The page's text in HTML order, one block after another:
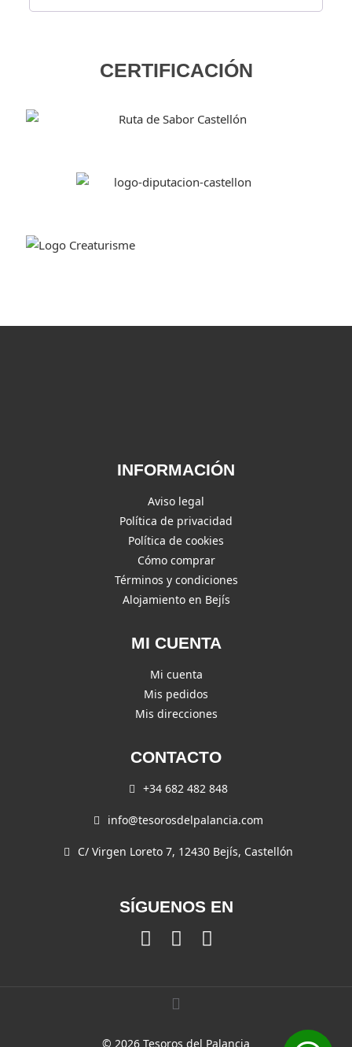
CERTIFICACIÓN
INFORMACIÓN
Aviso legal
Política de privacidad
Política de cookies
Cómo comprar
Términos y condiciones
Alojamiento en Bejís
MI CUENTA
Mi cuenta
Mis pedidos
Mis direcciones
CONTACTO
+34 682 482 848
info@tesorosdelpalancia.com
C/ Virgen Loreto 7, 12430 Bejís, Castellón
SÍGUENOS EN
© 2026 Tesoros del Palancia